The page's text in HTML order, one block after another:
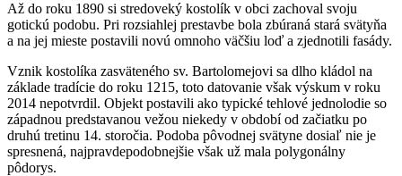
Až do roku 1890 si stredoveký kostolík v obci zachoval svoju
gotickú podobu. Pri rozsiahlej prestavbe bola zbúraná stará svätyňa
a na jej mieste postavili novú omnoho väčšiu loď a zjednotili fasády.
Vznik kostolíka zasväteného sv. Bartolomejovi sa dlho kládol na
základe tradície do roku 1215, toto datovanie však výskum v roku
2014 nepotvrdil. Objekt postavili ako typické tehlové jednolodie so
západnou predstavanou vežou niekedy v období od začiatku po
druhú tretinu 14. storočia. Podoba pôvodnej svätyne dosiaľ nie je
spresnená, najpravdepodobnejšie však už mala polygonálny
pôdorys.